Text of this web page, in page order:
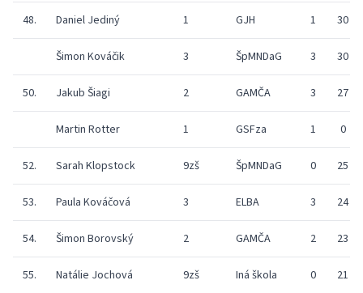
48. Daniel Jediný 1 GJH 1 30
Šimon Kováčik 3 ŠpMNDaG 3 30
50. Jakub Šiagi 2 GAMČA 3 27
Martin Rotter 1 GSFza 1 0
52. Sarah Klopstock 9zš ŠpMNDaG 0 25
53. Paula Kováčová 3 ELBA 3 24
54. Šimon Borovský 2 GAMČA 2 23
55. Natálie Jochová 9zš Iná škola 0 21